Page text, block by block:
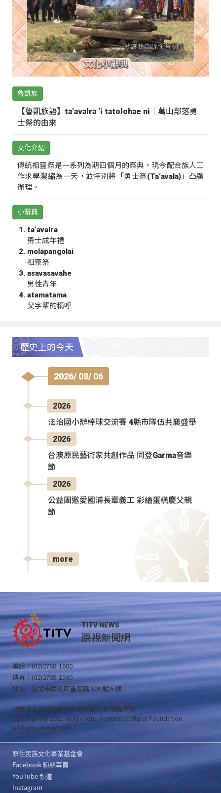
魯凱族
【魯凱族語】ta‘avalra ‘i tatolohae ni｜萬山部落勇
士祭的由來
文化介紹
傳統祖靈祭是一系列為期四個月的祭典，現今配合族人工
作求學濃縮為一天，並特別將「勇士祭(Ta‘avala)」凸顯
辦理。
小辭典
ta‘avalra
勇士成年禮
molapangolai
祖靈祭
asavasavahe
男性青年
atamatama
父字輩的稱呼
歷史上的今天
2026/ 08/ 06
2026
法治國小辦棒球交流賽 4縣市隊伍共襄盛舉
2026
台澳原民藝術家共創作品 同登Garma音樂
節
2026
公益團邀愛國浦長輩義工 彩繪蛋糕慶父親
節
more
TITV NEWS
原視新聞網
電話：(02)2788-1600
傳真：(02)2788-1500
地址：台北市南港區重陽路 120 號 5 樓
財團法人原住民族文化事業基金會 版權所有
Copyright © 2021 Indigenous Peoples Cultural Foundation
All Rights Reserved .
原住民族文化事業基金會
Facebook 粉絲專頁
YouTube 頻道
Instagram